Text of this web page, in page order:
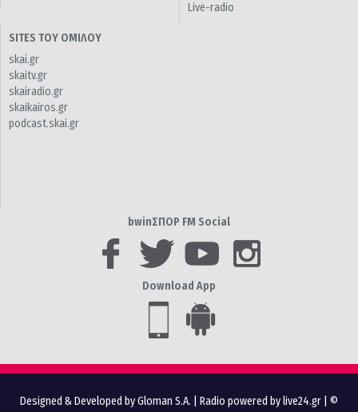
Live-radio
SITES ΤΟΥ ΟΜΙΛΟΥ
skai.gr
skaitv.gr
skairadio.gr
skaikairos.gr
podcast.skai.gr
bwinΣΠΟΡ FM Social
Download App
Designed & Developed by Gloman S.A. Radio powered by live24.gr | ©